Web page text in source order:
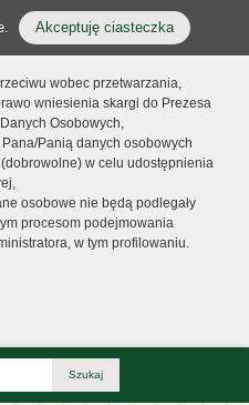
Akceptuję ciasteczka
wobec przetwarzania,
wniesienia skargi do Prezesa
Osobowych,
Panią danych osobowych
w celu udostępnienia
osobowe nie będą podlegały
procesom podejmowania
w tym profilowaniu.